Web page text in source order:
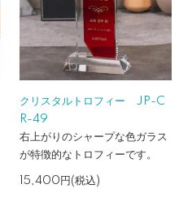
クリスタルトロフィー JP-C
R-49
右上がりのシャープな色ガラス
が特徴的なトロフィーです。
15,400円(税込)